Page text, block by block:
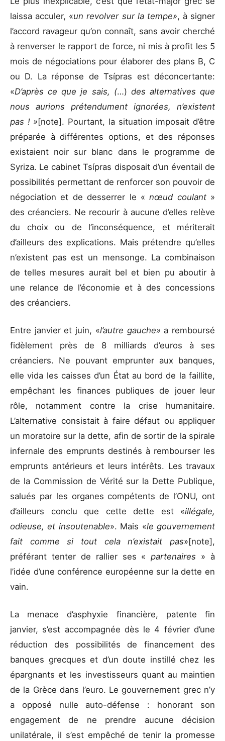
laissa acculer, «un revolver sur la tempe», à signer
l’accord ravageur qu’on connaît, sans avoir cherché
à renverser le rapport de force, ni mis à profit les 5
mois de négociations pour élaborer des plans B, C
ou D. La réponse de Tsípras est déconcertante:
«D’après ce que je sais, (…) des alternatives que
nous aurions prétendument ignorées, n’existent
pas ! »[note]. Pourtant, la situation imposait d’être
préparée à différentes options, et des réponses
existaient noir sur blanc dans le programme de
Syriza. Le cabinet Tsípras disposait d’un éventail de
possibilités permettant de renforcer son pouvoir de
négociation et de desserrer le «nœud coulant »
des créanciers. Ne recourir à aucune d’elles relève
du choix ou de l’inconséquence, et mériterait
d’ailleurs des explications. Mais prétendre qu’elles
n’existent pas est un mensonge. La combinaison
de telles mesures aurait bel et bien pu aboutir à
une relance de l’économie et à des concessions
des créanciers.
Entre janvier et juin, «l’autre gauche» a remboursé
fidèlement près de 8 milliards d’euros à ses
créanciers. Ne pouvant emprunter aux banques,
elle vida les caisses d’un État au bord de la faillite,
empêchant les finances publiques de jouer leur
rôle, notamment contre la crise humanitaire.
L’alternative consistait à faire défaut ou appliquer
un moratoire sur la dette, afin de sortir de la spirale
infernale des emprunts destinés à rembourser les
emprunts antérieurs et leurs intérêts. Les travaux
de la Commission de Vérité sur la Dette Publique,
salués par les organes compétents de l’ONU, ont
d’ailleurs conclu que cette dette est «illégale,
odieuse, et insoutenable». Mais «le gouvernement
fait comme si tout cela n’existait pas»[note],
préférant tenter de rallier ses «partenaires » à
l’idée d’une conférence européenne sur la dette en
vain.
La menace d’asphyxie financière, patente fin
janvier, s’est accompagnée dès le 4 février d’une
réduction des possibilités de financement des
banques grecques et d’un doute instillé chez les
épargnants et les investisseurs quant au maintien
de la Grèce dans l’euro. Le gouvernement grec n’y
a opposé nulle auto-défense : honorant son
engagement de ne prendre aucune décision
unilatérale, il s’est empêché de tenir la promesse